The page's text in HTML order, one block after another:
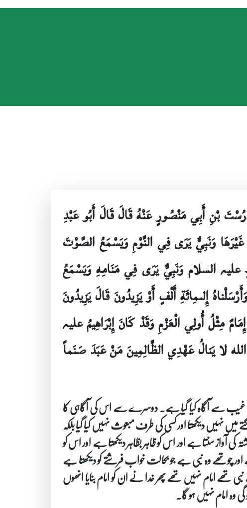
بْنِ أَبِي مَنْصُورٍ عَنْهُ قَالَ قَالَ أَبُو عَبْدِ
غَيْرَهَا وَنَبِيٌّ يَرَى فِي النَّوْمِ وَيَسْمَعُ الصَّوْتَ
علیہ السلام وَنَبِيٌّ يَرَى فِي مَنَامِهِ وَيَسْمَعُ
إِلىمِائَةِ أَلْفٍ أَوْ يَزِيدُونَ قَالَ يَزِيدُونَ
مِثْلُ أُولِي الْعَزْمِ وَقَدْ كَانَ إِبْرَاهِيمُ علیہ
لا يَنالُ عَهْدِي الظَّالِمِينَ مَنْ عَبَدَ صَنَماً
غیب سے آگاہ کیا گیا ہے۔ دوسرے سے اس کی آگاہی کا
نہیں دیکھتا اور کسی کی طرف مبعوث نہیں کیا گیا بلکہ
آواز سنتا ہے اور اس کو ظاہر بظاہر دیکھتا ہے اور اس کو
اور چوتھے وہ نبی ہے جو بحالت خواب فرشتے کو دیکھتا ہے
تھے امام نہیں تھے پھر خدا نے ان کو امام بنایا انھوں
وہ امام نہیں ہو گا۔